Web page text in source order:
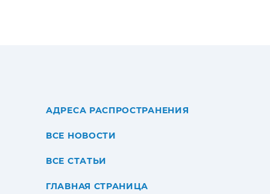
АДРЕСА РАСПРОСТРАНЕНИЯ
ВСЕ НОВОСТИ
ВСЕ СТАТЬИ
ГЛАВНАЯ СТРАНИЦА